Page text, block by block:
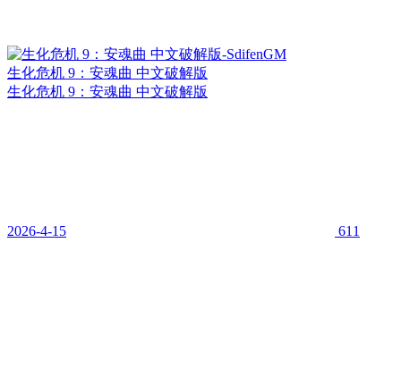
生化危机 9：安魂曲 中文破解版
生化危机 9：安魂曲 中文破解版
2026-4-15 611